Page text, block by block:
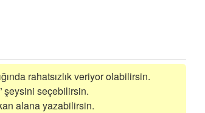
rahatsızlık veriyor olabilirsin.
şeysini seçebilirsin.
alana yazabilirsin.